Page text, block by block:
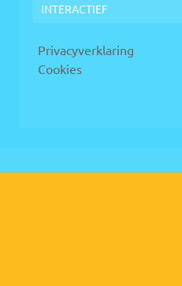
INTERACTIEF
Privacyverklaring
Cookies